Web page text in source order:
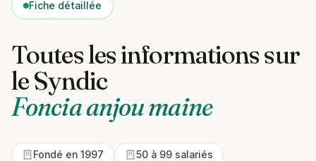
Fiche détaillée
Toutes les informations sur
le Syndic
Foncia anjou maine
Fondé en 1997 50 à 99 salariés